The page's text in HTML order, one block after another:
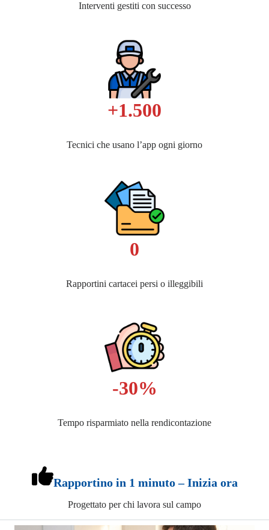
Interventi gestiti con successo
+1.500
Tecnici che usano l’app ogni giorno
0
Rapportini cartacei persi o illeggibili
-30%
Tempo risparmiato nella rendicontazione
Rapportino in 1 minuto – Inizia ora
Progettato per chi lavora sul campo